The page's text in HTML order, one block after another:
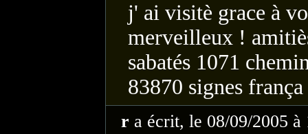
j' ai visitè grace à
merveilleux !
sabatés 1071
83870 signes frança
r a écrit, le 08/09/2005 à